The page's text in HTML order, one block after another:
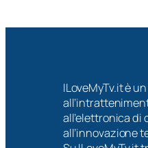
ILoveMyTv.it è
all’elettronica di
all’innovazione